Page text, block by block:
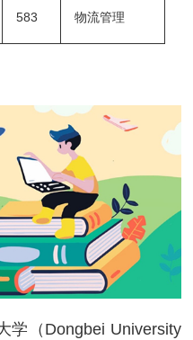
583 物流管理
学（Dongbei University